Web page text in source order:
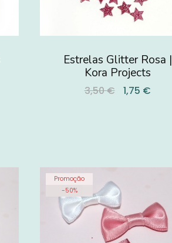
Estrelas Glitter Rosa |
Kora Projects
3,50 € 1,75 €
Promoção
-50%